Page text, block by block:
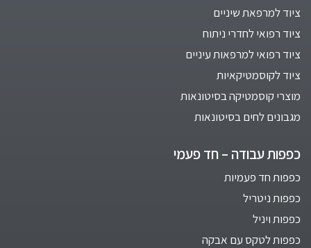
ציוד למרפאת שיניים
ציוד רפואי לחדרי ניתוח
ציוד רפואי למרפאות עיניים
ציוד לקוסמטיקאיות
מוצרי קוסמטיקה בסיטונאות
מגבונים לחים בסיטונאות
כפפות עבודה – חד פעמי
כפפות חד פעמיות
כפפות ניטריל
כפפות ויניל
כפפות לטקס עם אבקה